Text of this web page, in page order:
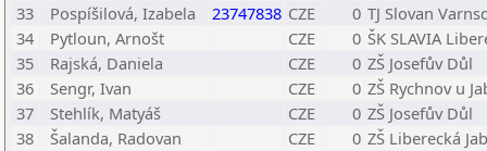
33
Pospíšilová, Izabela 23747838 CZE 0 TJ Slovan
34
Pytloun, Arnošt CZE 0 ŠK SLAVIA
35
Rajská, Daniela CZE 0 ZŠ Josefův Důl
36
Sengr, Ivan CZE 0 ZŠ Rychnov u
37
Stehlík, Matyáš CZE 0 ZŠ Josefův Důl
38
Šalanda, Radovan CZE 0 ZŠ Liberecká